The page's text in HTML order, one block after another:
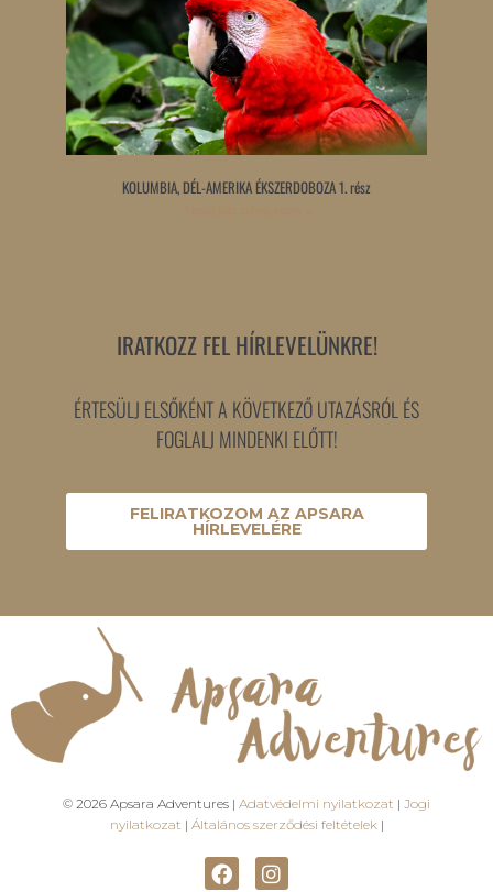
KOLUMBIA, DÉL-AMERIKA ÉKSZERDOBOZA 1. rész
IRATKOZZ FEL HÍRLEVELÜNKRE!
ÉRTESÜLJ ELSŐKÉNT A KÖVETKEZŐ UTAZÁSRÓL ÉS
FOGLALJ MINDENKI ELŐTT!
FELIRATKOZOM AZ APSARA
HÍRLEVELÉRE
© 2026 Apsara Adventures | Adatvédelmi nyilatkozat | Jogi
nyilatkozat | Általános szerződési feltételek |